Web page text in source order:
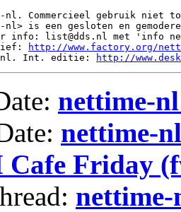
Commercieel gebruik niet
nl> is een gesloten en
info: list@dds.nl met 'info
http://www.factory.org/
Int. editie:
http://
nettime-
nettime-
Cafe Friday